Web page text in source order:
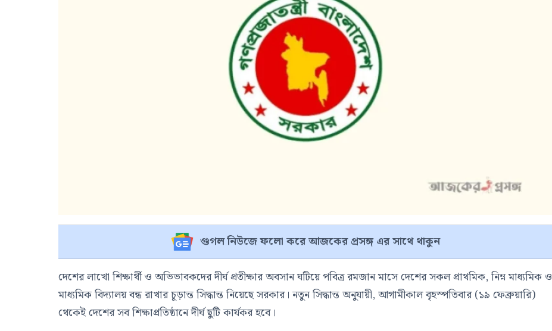
গুগল নিউজে ফলো করে আজকের প্রসঙ্গ এর সাথে থাকুন
দেশের লাখো শিক্ষার্থী ও অভিভাবকদের দীর্ঘ প্রতীক্ষার অবসান ঘটিয়ে পবিত্র রমজান মাসে দেশের সকল প্রাথমিক, নিম্ন মাধ্যমিক ও
মাধ্যমিক বিদ্যালয় বন্ধ রাখার চূড়ান্ত সিদ্ধান্ত নিয়েছে সরকার। নতুন সিদ্ধান্ত অনুযায়ী, আগামীকাল বৃহস্পতিবার (১৯ ফেব্রুয়ারি)
থেকেই দেশের সব শিক্ষাপ্রতিষ্ঠানে দীর্ঘ ছুটি কার্যকর হবে।